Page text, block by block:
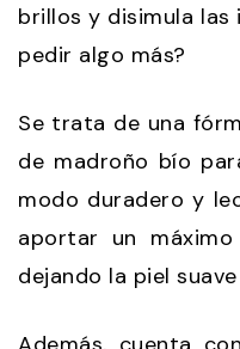
brillos y disimula las
pedir algo más?
Se trata de una
de madroño bío
modo duradero y
aportar un
dejando la piel